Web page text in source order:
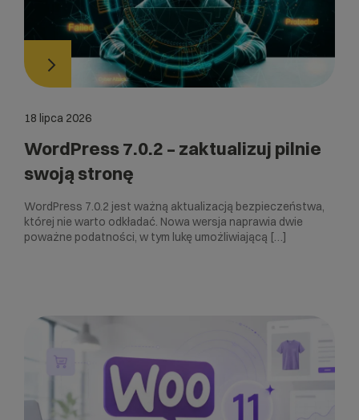
18 lipca 2026
WordPress 7.0.2 – zaktualizuj pilnie
swoją stronę
WordPress 7.0.2 jest ważną aktualizacją bezpieczeństwa,
której nie warto odkładać. Nowa wersja naprawia dwie
poważne podatności, w tym lukę umożliwiającą […]